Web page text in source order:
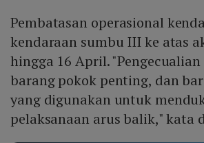
Pembatasan operasional
kendaraan sumbu III ke atas
hingga 16 April.
barang pokok penting, dan
yang digunakan untuk
pelaksanaan arus balik," kata